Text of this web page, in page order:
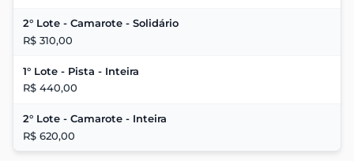
2° Lote - Camarote - Solidário
R$ 310,00
1° Lote - Pista - Inteira
R$ 440,00
2° Lote - Camarote - Inteira
R$ 620,00